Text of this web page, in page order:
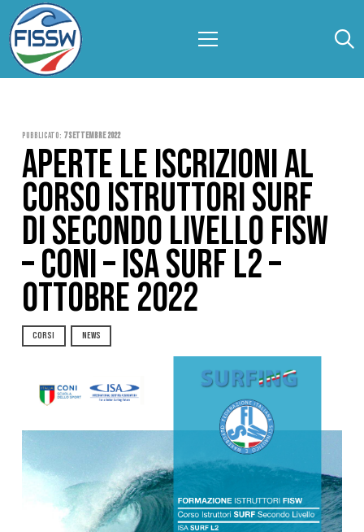
Pubblicato: 7 Settembre 2022
APERTE LE ISCRIZIONI AL
CORSO ISTRUTTORI SURF
DI SECONDO LIVELLO FISW
– CONI – ISA SURF L2 –
OTTOBRE 2022
CORSI NEWS